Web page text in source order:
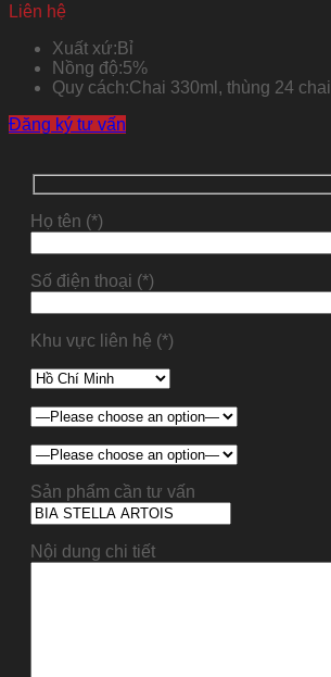
Liên hệ
Xuất xứ: Bỉ
Nồng độ:5%
Quy cách:Chai 330ml, thùng 24 chai
Đăng ký tư vấn
Họ tên (*)
Số điện thoại (*)
Khu vực liên hệ (*)
Sản phẩm cần tư vấn
Nội dung chi tiết